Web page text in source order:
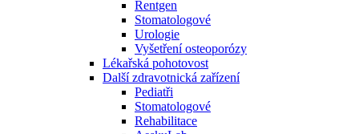
Rentgen
Stomatologové
Urologie
Vyšetření osteoporózy
Lékařská pohotovost
Další zdravotnická zařízení
Pediatři
Stomatologové
Rehabilitace